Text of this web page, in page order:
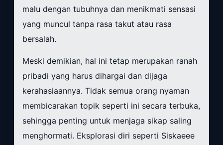
malu dengan tubuhnya dan menikmati sensasi
yang muncul tanpa rasa takut atau rasa
bersalah.
Meski demikian, hal ini tetap merupakan ranah
pribadi yang harus dihargai dan dijaga
kerahasiaannya. Tidak semua orang nyaman
membicarakan topik seperti ini secara terbuka,
sehingga penting untuk menjaga sikap saling
menghormati. Eksplorasi diri seperti Siskaeee